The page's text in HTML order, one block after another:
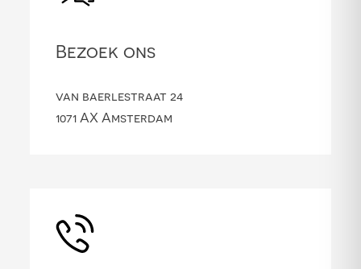
Bezoek ons
van baerlestraat 24
1071 AX Amsterdam